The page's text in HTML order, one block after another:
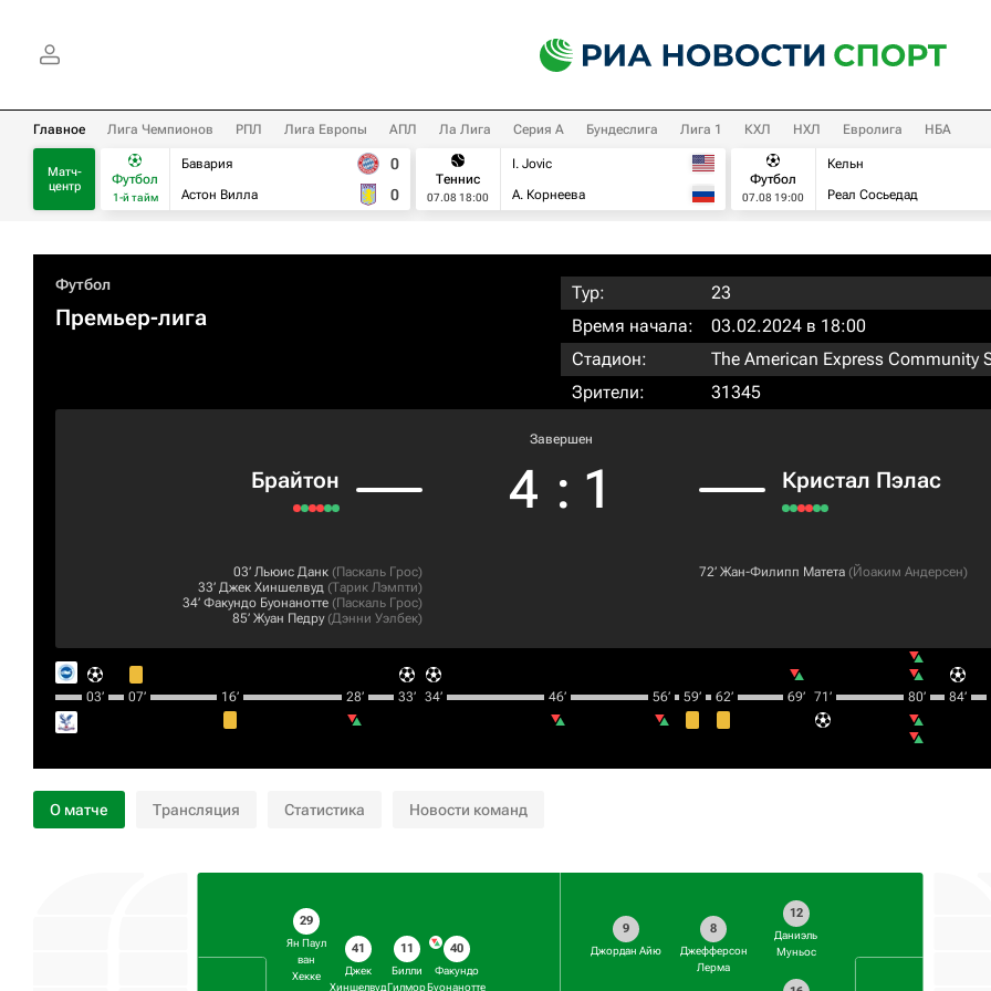
Главное Лига Чемпионов РПЛ Лига Европы АПЛ Ла Лига Серия А Бундеслига Лига 1 КХЛ НХЛ Евролига НБА
Матч-
центр
Футбол
1-й тайм
Бавария
Астон Вилла
0
0
Теннис
07.08 18:00
I. Jovic
А. Корнеева
Футбол
07.08 19:00
Кельн
Реал Сосьедад
Футбол
Премьер-лига
Тур:
23
Время начала:
03.02.2024 в 18:00
Стадион:
The American Express Community
Зрители:
31345
Брайтон
Завершен
4 : 1 Кристал Пэлас
03‎’‎ Льюис Данк (Паскаль Грос)
33‎’‎ Джек Хиншелвуд (Тарик Лэмпти)
34‎’‎ Факундо Буонанотте (Паскаль Грос)
85‎’‎ Жуан Педру(Дэнни Уэлбек)
72‎’‎ Жан-Филипп Матета (Йоаким Андерсен)
03‎’‎ 07‎’‎ 16‎’‎ 28‎’‎ 33‎’‎ 34‎’‎ 46‎’‎ 56‎’‎ 59‎’‎ 62‎’‎ 69‎’‎ 71‎’‎ 80‎’‎ 84‎’‎
О матче Трансляция Статистика Новости команд
29
Ян Паул
ван
Хекке
41
Джек
Хиншелвуд
11
Билли
Гилмор
40
Факундо
Буонанотте
12
Даниэль
Муньос
8
Джефферсон
Лерма
9
Джордан Айю